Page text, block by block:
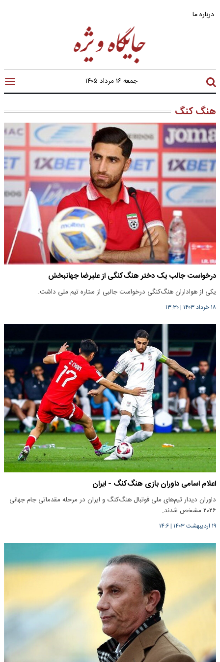
درباره ما
جمعه ۱۶ مرداد ۱۴۰۵
هنگ کنگ
درخواست جالب یک دختر هنگ‌کنگی از علیرضا جهانبخش
یکی از هواداران هنگ‌کنگی درخواست جالبی از ستاره تیم ملی داشت.
۱۸ خرداد ۱۴۰۳ |۱۳:۳۰
اعلام اسامی داوران بازی هنگ‌کنگ - ایران
داوران دیدار تیم‌های ملی فوتبال هنگ‌کنگ و ایران در مرحله مقدماتی جام جهانی
۲۰۲۶ مشخص شدند.
۱۹ اردیبهشت ۱۴۰۳ |۱۴:۶